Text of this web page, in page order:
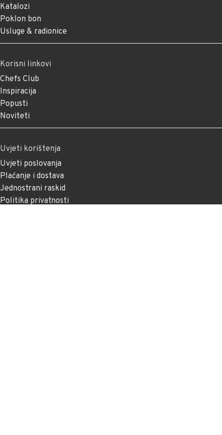
Katalozi
Poklon bon
Usluge & radionice
Korisni linkovi
Chefs Club
Inspiracija
Popusti
Noviteti
Uvjeti korištenja
Uvjeti poslovanja
Plaćanje i dostava
Jednostrani raskid
Politika privatnosti